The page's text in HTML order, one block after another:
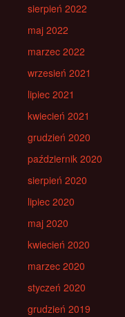
sierpień 2022
maj 2022
marzec 2022
wrzesień 2021
lipiec 2021
kwiecień 2021
grudzień 2020
październik 2020
sierpień 2020
lipiec 2020
maj 2020
kwiecień 2020
marzec 2020
styczeń 2020
grudzień 2019